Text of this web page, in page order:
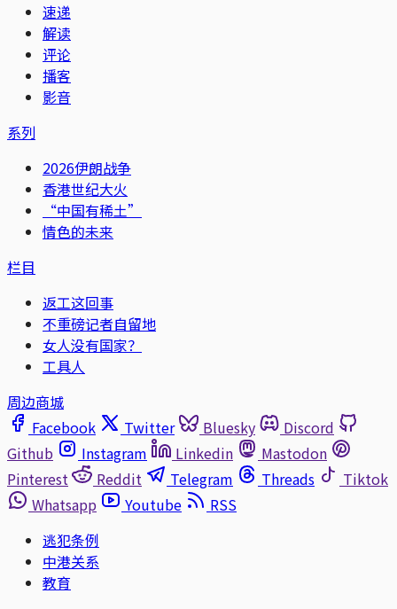
速递
解读
评论
播客
影音
系列
2026伊朗战争
香港世纪大火
“中国有稀土”
情色的未来
栏目
返工这回事
不重磅记者自留地
女人没有国家？
工具人
周边商城
Facebook
Twitter Bluesky
Discord
Github
Instagram Linkedin
Mastodon
Pinterest
Reddit Telegram Threads
Tiktok
Whatsapp
Youtube
RSS
逃犯条例
中港关系
教育